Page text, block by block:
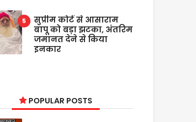
सुप्रीम कोर्ट से आसाराम
बापू को बड़ा झटका, अंतरिम
जमानत देने से किया
इनकार
POPULAR POSTS